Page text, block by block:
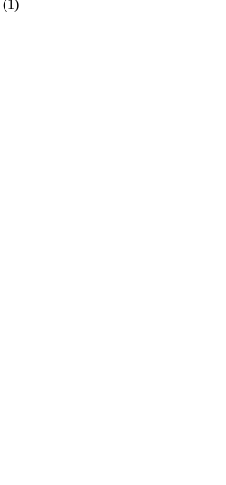
(1)